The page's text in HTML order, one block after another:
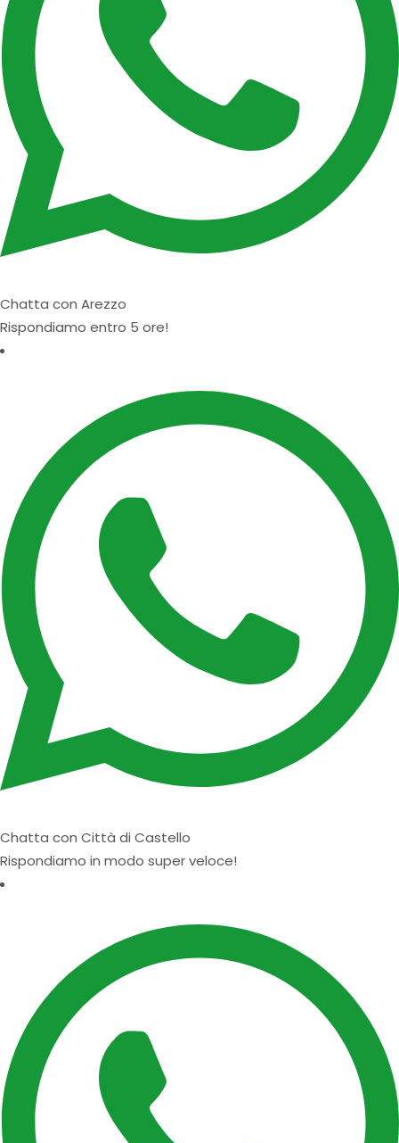
Chatta con Arezzo
Rispondiamo entro 5 ore!
Chatta con Città di Castello
Rispondiamo in modo super veloce!